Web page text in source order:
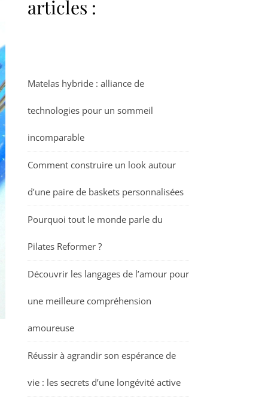
articles :
Matelas hybride : alliance de
technologies pour un sommeil
incomparable
Comment construire un look autour
d’une paire de baskets personnalisées
Pourquoi tout le monde parle du
Pilates Reformer ?
Découvrir les langages de l’amour pour
une meilleure compréhension
amoureuse
Réussir à agrandir son espérance de
vie : les secrets d’une longévité active